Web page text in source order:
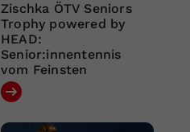
Zischka ÖTV Seniors
Trophy powered by
HEAD:
Senior:innentennis
vom Feinsten